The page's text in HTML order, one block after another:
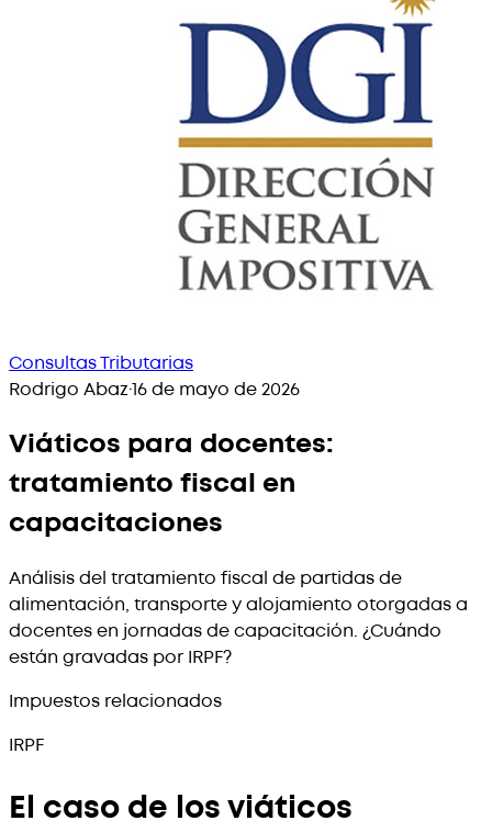
Consultas Tributarias
Rodrigo Abaz·16 de mayo de 2026
Viáticos para docentes:
tratamiento fiscal en
capacitaciones
Análisis del tratamiento fiscal de partidas de
alimentación, transporte y alojamiento otorgadas a
docentes en jornadas de capacitación. ¿Cuándo
están gravadas por IRPF?
Impuestos relacionados
IRPF
El caso de los viáticos